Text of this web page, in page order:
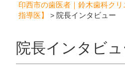
ス
印西市の歯医者｜鈴木歯科クリ
指導医】
> 院長インタビュー
院長インタビ